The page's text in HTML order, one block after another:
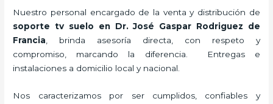
Nuestro personal encargado de la venta y distribución de
soporte tv suelo en Dr. José Gaspar Rodriguez de
Francia, brinda asesoría directa, con respeto y
compromiso, marcando la diferencia. Entregas e
instalaciones a domicilio local y nacional.
Nos caracterizamos por ser cumplidos, confiables y